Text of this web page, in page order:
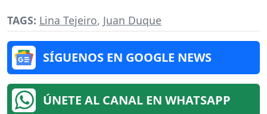
TAGS: Lina Tejeiro, Juan Duque
SÍGUENOS EN GOOGLE NEWS
ÚNETE AL CANAL EN WHATSAPP